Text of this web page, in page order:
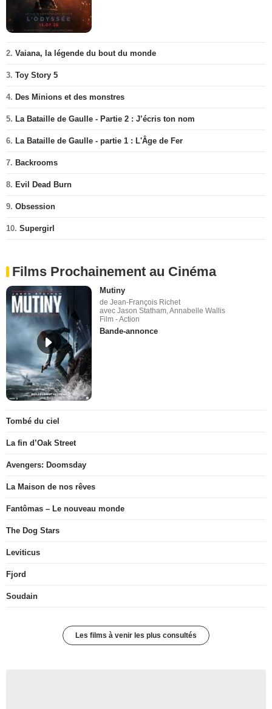
2. Vaiana, la légende du bout du monde
3. Toy Story 5
4. Des Minions et des monstres
5. La Bataille de Gaulle - Partie 2 : J’écris ton nom
6. La Bataille de Gaulle - partie 1 : L'Âge de Fer
7. Backrooms
8. Evil Dead Burn
9. Obsession
10. Supergirl
Films Prochainement au Cinéma
Mutiny
de Jean-François Richet
avec Jason Statham, Annabelle Wallis
Film - Action
Bande-annonce
Tombé du ciel
La fin d’Oak Street
Avengers: Doomsday
La Maison de nos rêves
Fantômas – Le nouveau monde
The Dog Stars
Leviticus
Fjord
Soudain
Les films à venir les plus consultés